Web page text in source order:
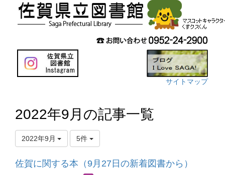
サイトマップ
2022年9月の記事一覧
2022年9月 5件
佐賀に関する本（9月27日の新着図書から）